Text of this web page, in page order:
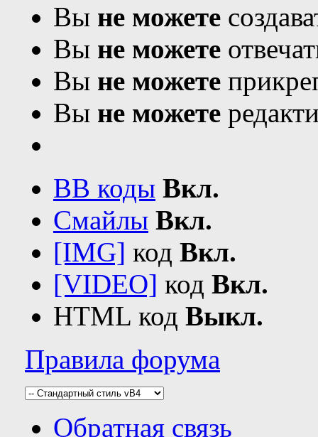
Вы не можете
Вы не можете
Вы не можете
Вы не можете
BB коды Вкл.
Смайлы Вкл.
[IMG] код Вкл.
[VIDEO] код Вкл.
HTML код Выкл.
Правила форума
Обратная связь